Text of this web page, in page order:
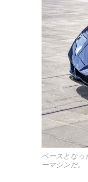
ベースとなっ
ーマシンだ。